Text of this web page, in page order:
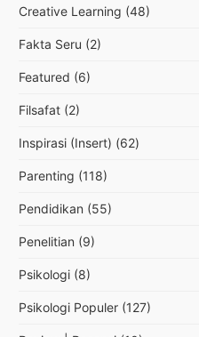
Creative Learning (48)
Fakta Seru (2)
Featured (6)
Filsafat (2)
Inspirasi (Insert) (62)
Parenting (118)
Pendidikan (55)
Penelitian (9)
Psikologi (8)
Psikologi Populer (127)